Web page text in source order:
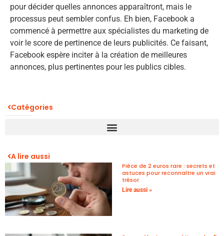
pour décider quelles annonces apparaîtront, mais le
processus peut sembler confus. Eh bien, Facebook a
commencé à permettre aux spécialistes du marketing de
voir le score de pertinence de leurs publicités. Ce faisant,
Facebook espère inciter à la création de meilleures
annonces, plus pertinentes pour les publics cibles.
Catégories
A lire aussi
Pièce de 2 euros rare : secrets et
astuces pour reconnaître un vrai
trésor
Lire aussi »